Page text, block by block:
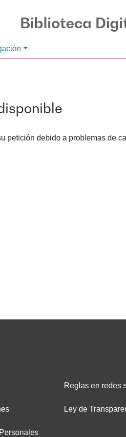
Biblioteca
petición debido a problemas de
Reglas en redes
Ley de